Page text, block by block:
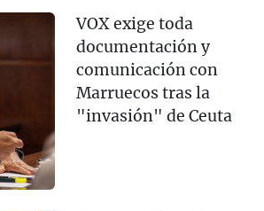
VOX exige toda
documentación y
comunicación con
Marruecos tras la
"invasión" de Ceuta